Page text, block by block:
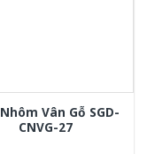
Vân Gỗ SGD-
CNVG-27